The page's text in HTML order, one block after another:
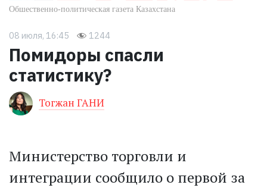
08 июля, 16:45 1244
Помидоры спасли
статистику?
Тогжан ГАНИ
Министерство торговли и
интеграции сообщило о первой за